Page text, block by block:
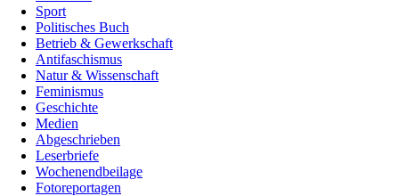
Sport
Politisches Buch
Betrieb & Gewerkschaft
Antifaschismus
Natur & Wissenschaft
Feminismus
Geschichte
Medien
Abgeschrieben
Leserbriefe
Wochenendbeilage
Fotoreportagen